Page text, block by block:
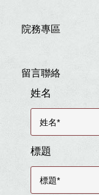
院務專區
留言聯絡
姓名
標題